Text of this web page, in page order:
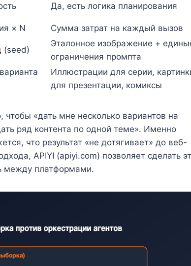
Да, есть логика планирования
× N
Сумма затрат на каждый вызов
(seed)
Эталонное изображение +
ограничения промпта
Иллюстрации для серии,
для презентации, комиксы
чтобы «дать мне несколько вариантов на
ряд контента по одной теме». Именно
что результат «не дотягивает» до веб-
APIYI (apiyi.com) позволяет сделать
между платформами.